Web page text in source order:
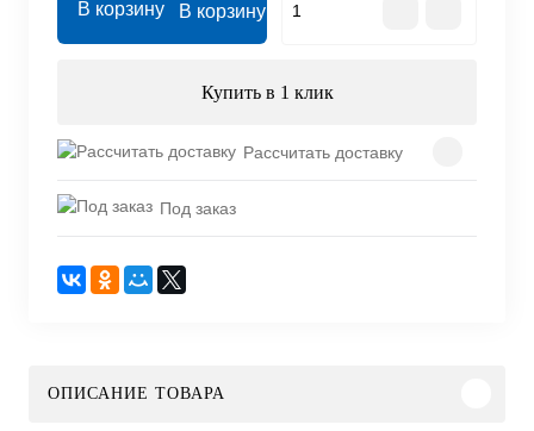
В корзину
Купить в 1 клик
Рассчитать доставку
Под заказ
ОПИСАНИЕ ТОВАРА